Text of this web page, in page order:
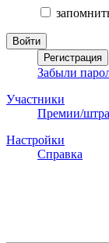
Забыли
Участники
Премии/
Настройки
Справка